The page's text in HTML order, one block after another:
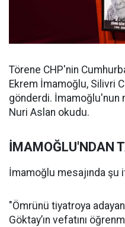
Törene CHP'nin
Ekrem İmamoğlu, Silivri
gönderdi. İmamoğlu'nun
Nuri Aslan okudu.
İMAMOĞLU'NDAN
İmamoğlu mesajında şu
"Ömrünü tiyatroya
Göktay’ın vefatını